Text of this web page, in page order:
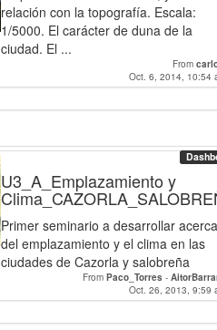
relación con la topografía. Escala:
1/5000. El carácter de duna de la
ciudad. El ...
From
Oct. 6, 2014, 10:54
U3_A_Emplazamiento y
Primer seminario a desarrollar acerca
del emplazamiento y el clima en las
ciudades de Cazorla y salobreña
From Paco_Torres -
Oct. 26, 2013, 9:59